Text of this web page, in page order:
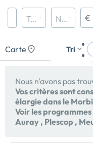
Région, département, ville, CP
Maison
Types de biens Nombre de pièces €
Carte Tri
Nous n'avons pas
Vos critères sont
élargie dans le
Voir les
Auray , Plescop ,